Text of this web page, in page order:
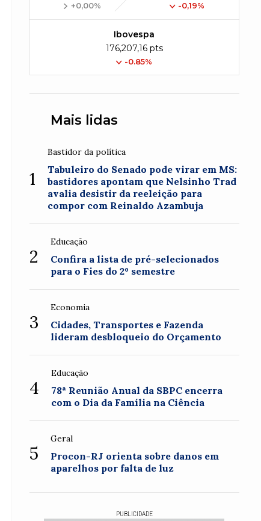
+0,00% -0,19%
Ibovespa
176,207,16 pts
-0.85%
Mais lidas
1
Bastidor da política
Tabuleiro do Senado pode virar em MS:
bastidores apontam que Nelsinho Trad
avalia desistir da reeleição para
compor com Reinaldo Azambuja
2
Educação
Confira a lista de pré-selecionados
para o Fies do 2º semestre
3
Economia
Cidades, Transportes e Fazenda
lideram desbloqueio do Orçamento
4
Educação
78ª Reunião Anual da SBPC encerra
com o Dia da Família na Ciência
5
Geral
Procon-RJ orienta sobre danos em
aparelhos por falta de luz
PUBLICIDADE